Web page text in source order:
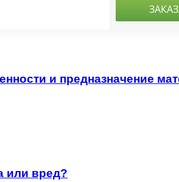
и предназначение
или вред?